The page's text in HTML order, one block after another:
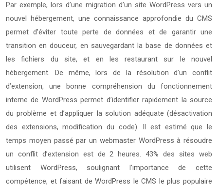
Par exemple, lors d’une migration d’un site WordPress vers un
nouvel hébergement, une connaissance approfondie du CMS
permet d’éviter toute perte de données et de garantir une
transition en douceur, en sauvegardant la base de données et
les fichiers du site, et en les restaurant sur le nouvel
hébergement. De même, lors de la résolution d’un conflit
d’extension, une bonne compréhension du fonctionnement
interne de WordPress permet d’identifier rapidement la source
du problème et d’appliquer la solution adéquate (désactivation
des extensions, modification du code). Il est estimé que le
temps moyen passé par un webmaster WordPress à résoudre
un conflit d’extension est de 2 heures. 43% des sites web
utilisent WordPress, soulignant l’importance de cette
compétence, et faisant de WordPress le CMS le plus populaire